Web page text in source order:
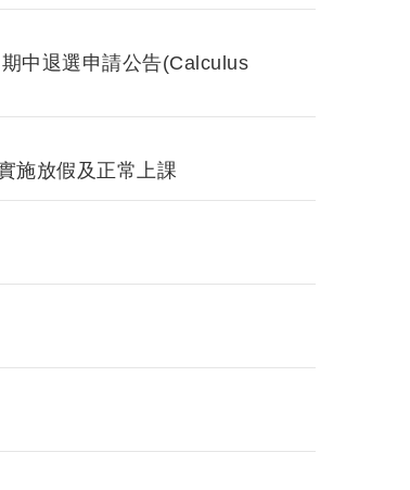
中退選申請公告(Calculus
施放假及正常上課